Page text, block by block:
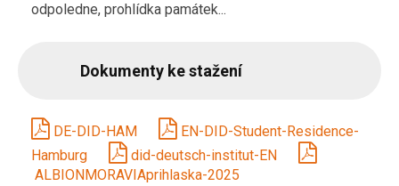
odpoledne, prohlídka památek...
Dokumenty ke stažení
DE-DID-HAM
EN-DID-Student-Residence-
Hamburg
did-deutsch-institut-EN
ALBIONMORAVIAprihlaska-2025